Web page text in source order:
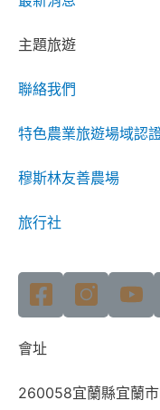
主題旅遊
聯絡我們
特色農業旅遊場域認
穆斯林友善農場
旅行社
會址
260058宜蘭縣宜蘭